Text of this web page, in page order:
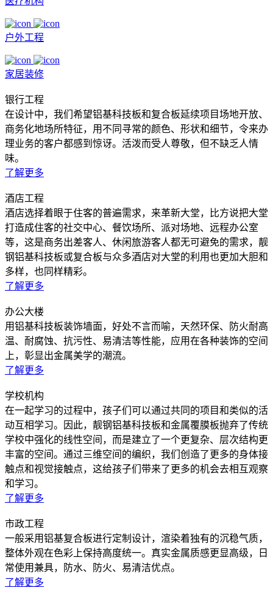
户外工程
家居装修
银行工程
在设计中，我们希望铝基科技板和复合板延续项目场地开放、
商务化地场所特征，用不同寻常的颜色、形状和细节，令来办
理业务的客户都感到惊讶。活泼而受人尊敬，但不缺乏人情
味。
了解更多
酒店工程
酒店选择着眼于住客的普遍需求，来革新大堂，比方说把大堂
打造成住客的社交中心、餐饮场所、派对场地、远程办公室
等，这是商务出差客人、休闲旅游客人都无可避免的需求，靓
钢铝基科技板或复合板与众多酒店对大堂的利用也更加大胆和
多样，也同样精彩。
了解更多
办公大楼
用铝基科技板装饰墙面，好处不言而喻，天然环保、防火耐高
温、耐腐蚀、抗污性、易清洁等性能，应用在各种装饰的空间
上，彰显出金属美学的潮流。
了解更多
学校机构
在一起学习的过程中，孩子们可以通过共同的项目和类似的活
动互相学习。因此，靓钢铝基科技板和金属覆膜板抛弃了传统
学校中强化的线性空间，而是建立了一个更复杂、层次结构更
丰富的空间。通过三维空间的编织，我们创造了更多的身体接
触点和视觉接触点，这给孩子们带来了更多的机会去相互观察
和学习。
了解更多
市政工程
一般采用铝基复合板进行定制设计，渲染着独有的沉稳气质，
整体外观在色彩上保持高度统一。真实金属质感更显高级，日
常使用兼具，防水、防火、易清洁优点。
了解更多